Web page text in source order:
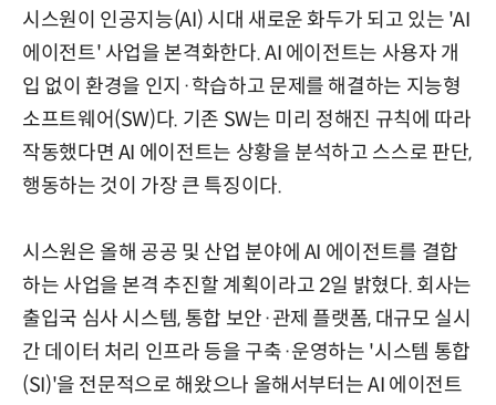
시스원이 인공지능(AI) 시대 새로운 화두가 되고 있는 'AI
에이전트' 사업을 본격화한다. AI 에이전트는 사용자 개
입 없이 환경을 인지·학습하고 문제를 해결하는 지능형
소프트웨어(SW)다. 기존 SW는 미리 정해진 규칙에 따라
작동했다면 AI 에이전트는 상황을 분석하고 스스로 판단,
행동하는 것이 가장 큰 특징이다.
시스원은 올해 공공 및 산업 분야에 AI 에이전트를 결합
하는 사업을 본격 추진할 계획이라고 2일 밝혔다. 회사는
출입국 심사 시스템, 통합 보안·관제 플랫폼, 대규모 실시
간 데이터 처리 인프라 등을 구축·운영하는 '시스템 통합
(SI)'을 전문적으로 해왔으나 올해서부터는 AI 에이전트